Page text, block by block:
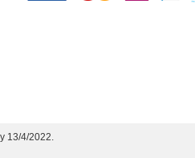
13/4/2022.